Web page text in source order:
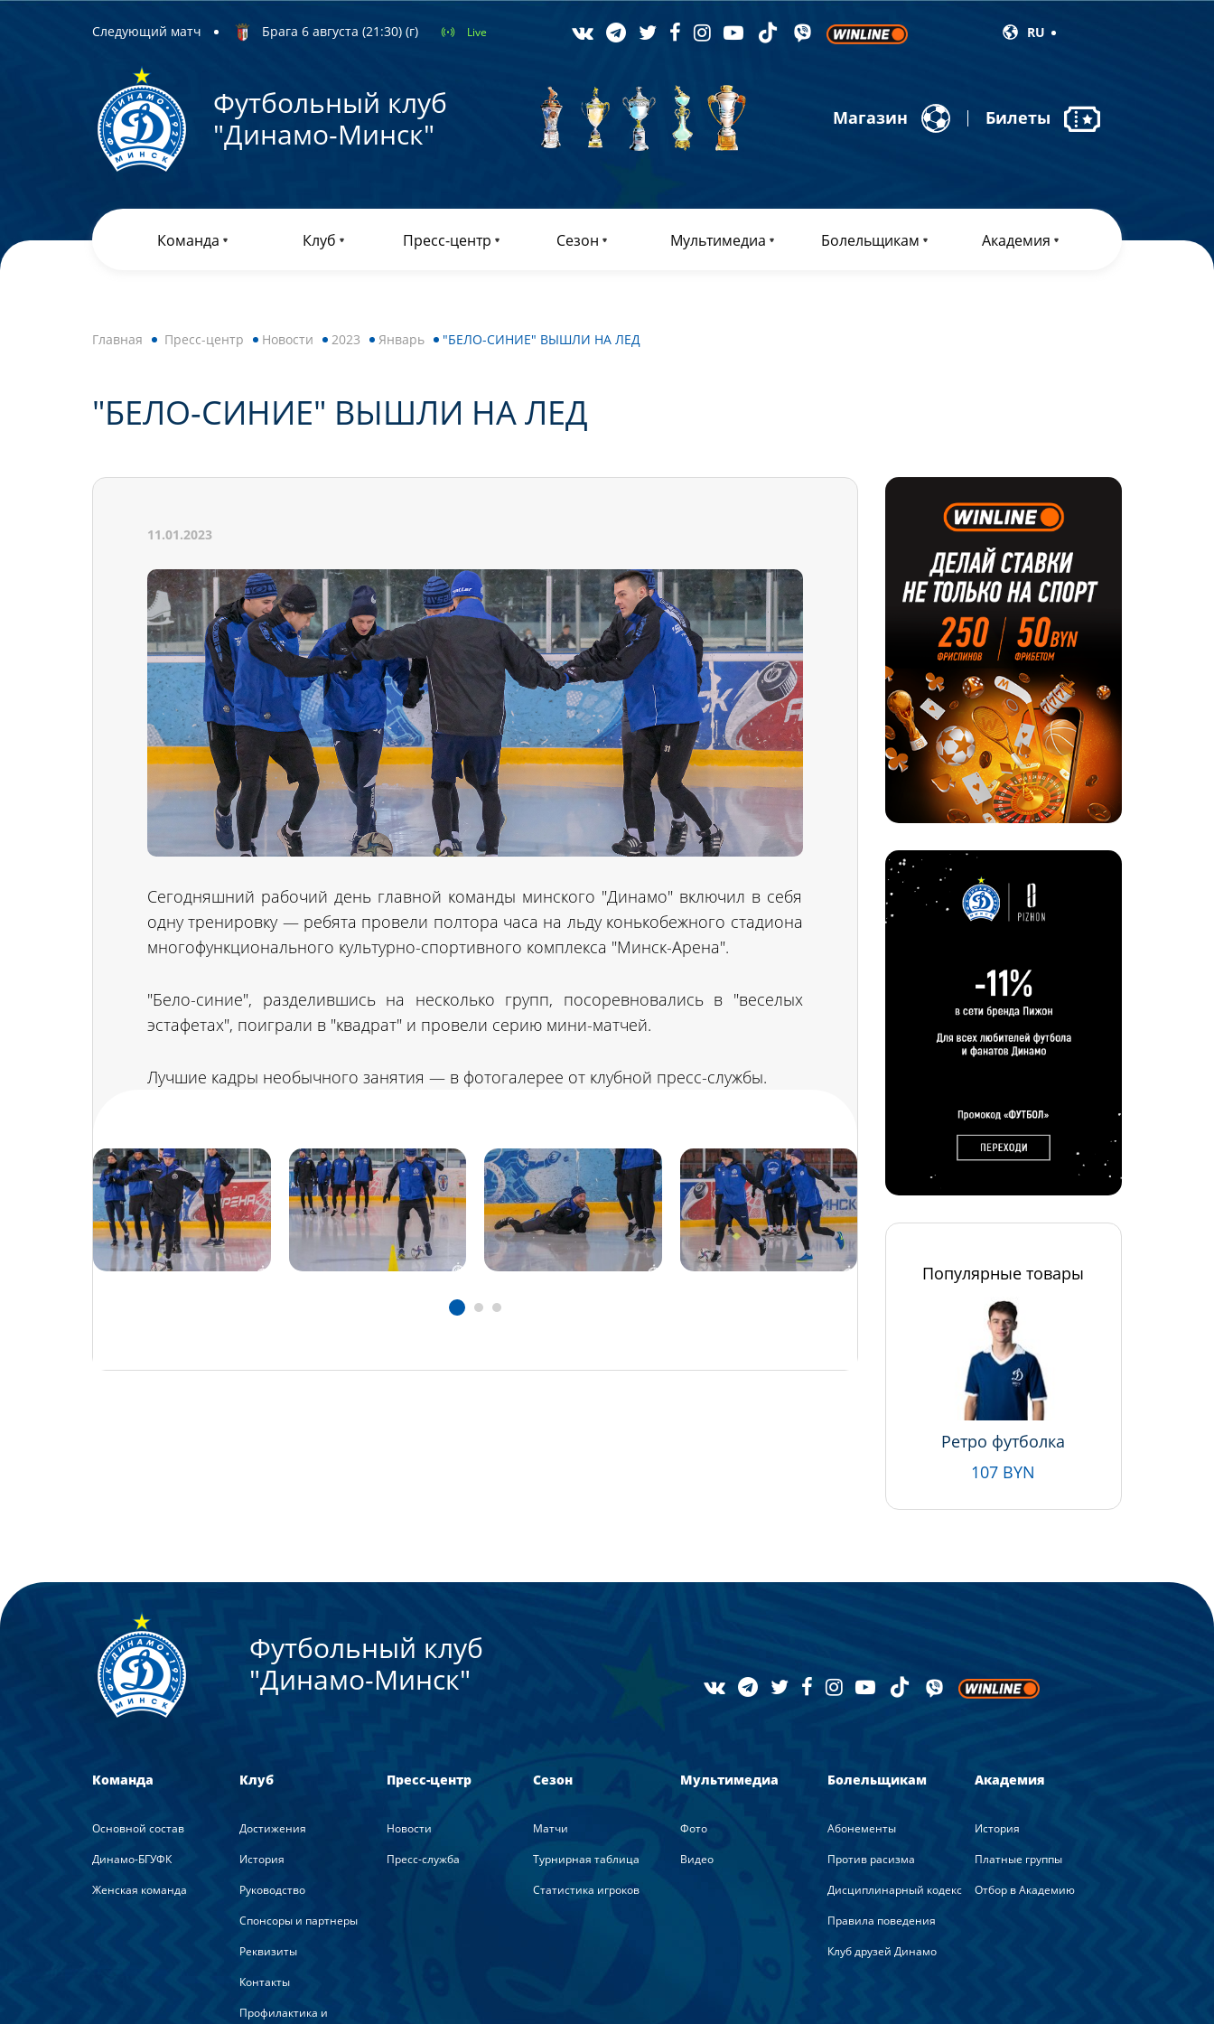
Следующий матч Брага 6 августа (21:30) (г) Live RU
Футбольный клуб
"Динамо-Минск"
Магазин Билеты
Команда Клуб Пресс-центр Сезон Мультимедиа Болельщикам Академия
Главная Пресс-центр Новости 2023 Январь "БЕЛО-СИНИЕ" ВЫШЛИ НА ЛЕД
"БЕЛО-СИНИЕ" ВЫШЛИ НА ЛЕД
11.01.2023
Сегодняшний рабочий день главной команды минского "Динамо" включил в себя
одну тренировку — ребята провели полтора часа на льду конькобежного стадиона
многофункционального культурно-спортивного комплекса "Минск-Арена".
"Бело-синие", разделившись на несколько групп, посоревновались в "веселых
эстафетах", поиграли в "квадрат" и провели серию мини-матчей.
Лучшие кадры необычного занятия — в фотогалерее от клубной пресс-службы.
Популярные товары
Ретро футболка
107 BYN
Футбольный клуб
"Динамо-Минск"
Команда
Основной состав
Динамо-БГУФК
Женская команда
Клуб
Достижения
История
Руководство
Спонсоры и партнеры
Реквизиты
Контакты
Профилактика и
Пресс-центр
Новости
Пресс-служба
Сезон
Матчи
Турнирная таблица
Статистика игроков
Мультимедиа
Фото
Видео
Болельщикам
Абонементы
Против расизма
Дисциплинарный кодекс
Правила поведения
Клуб друзей Динамо
Академия
История
Платные группы
Отбор в Академию